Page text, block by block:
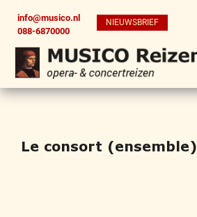
info@musico.nl
088-6870000
NIEUWSBRIEF
Le consort (ensemble)